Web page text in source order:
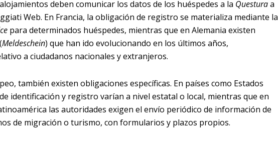
deben comunicar los datos de los huéspedes a la Questuraa
Web. En Francia, la obligación de registro se materializa mediante la
para determinados huéspedes, mientras que en Alemania existen
Meldeschein) que han ido evolucionando en los últimos años,
a ciudadanos nacionales y extranjeros.
también existen obligaciones específicas. En países como Estados
identificación y registro varían a nivel estatal o local, mientras que en
las autoridades exigen el envío periódico de información de
de migración o turismo, con formularios y plazos propios.